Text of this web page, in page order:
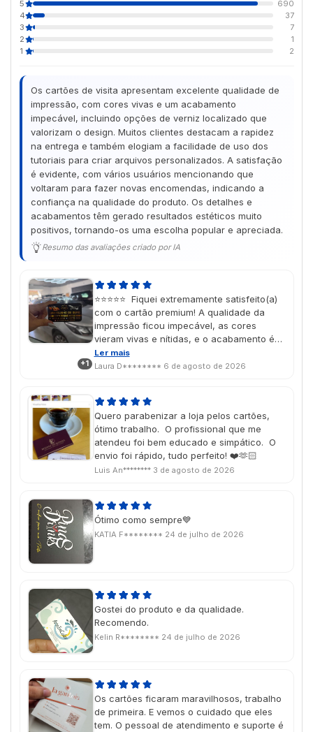
5
690
4
37
3
7
2
1
1
2
Os cartões de visita apresentam excelente qualidade de
impressão, com cores vivas e um acabamento
impecável, incluindo opções de verniz localizado que
valorizam o design. Muitos clientes destacam a rapidez
na entrega e também elogiam a facilidade de uso dos
tutoriais para criar arquivos personalizados. A satisfação
é evidente, com vários usuários mencionando que
voltaram para fazer novas encomendas, indicando a
confiança na qualidade do produto. Os detalhes e
acabamentos têm gerado resultados estéticos muito
positivos, tornando-os uma escolha popular e apreciada.
Resumo das avaliações criado por IA
+1
⭐⭐⭐⭐⭐ Fiquei extremamente satisfeito(a)
com o cartão premium! A qualidade da
impressão ficou impecável, as cores
vieram vivas e nítidas, e o acabamento é
simplesmente incrível. Dá para perceber o
cuidado em cada detalhe. O resultado
profissional e sofisticada. Recomendo de
olhos fechados!
Ler mais
Laura D******** 6 de agosto de 2026
Quero parabenizar a loja pelos cartões,
ótimo trabalho. O profissional que me
atendeu foi bem educado e simpático. O
envio foi rápido, tudo perfeito! ❤️🫶🏻
Luis An******** 3 de agosto de 2026
Ótimo como sempre💙
KATIA F******** 24 de julho de 2026
Gostei do produto e da qualidade.
Recomendo.
Kelin R******** 24 de julho de 2026
Os cartões ficaram maravilhosos, trabalho
de primeira. E vemos o cuidado que eles
tem. O pessoal de atendimento e suporte é